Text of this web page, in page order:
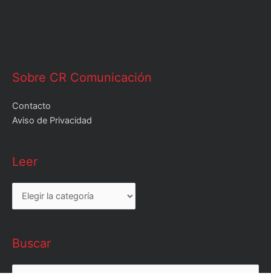
Sobre CR Comunicación
Contacto
Aviso de Privacidad
Leer
Leer
Buscar